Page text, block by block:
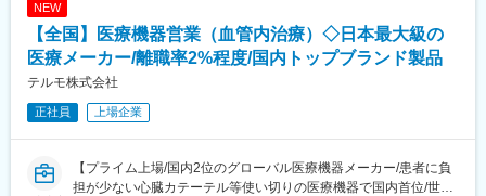
NEW
【全国】医療機器営業（血管内治療）◇日本最大級の
医療メーカー/離職率2%程度/国内トップブランド製品
テルモ株式会社
正社員 上場企業
【プライム上場/国内2位のグローバル医療機器メーカー/患者に負
担が少ない心臓カテーテル等使い切りの医療機器で国内首位/世界